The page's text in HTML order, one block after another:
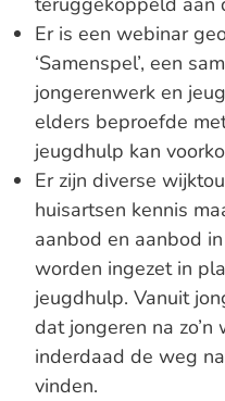
Er is een webinar
‘Samenspel’, een
jongerenwerk en
elders beproefde
jeugdhulp kan
Er zijn diverse
huisartsen kennis
aanbod en aanbod
worden ingezet in
jeugdhulp. Vanuit
dat jongeren na
inderdaad de weg
vinden.